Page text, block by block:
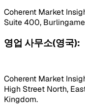
Coherent Market
Suite 400,
영업 사무소(영국):
Coherent Market
High Street North,
Kingdom.